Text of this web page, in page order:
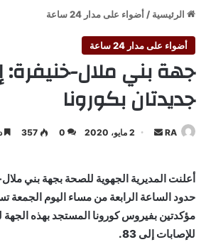
الرئيسية / أضواء على مدار 24 ساعة
أضواء على مدار 24 ساعة
جهة بني ملال-خنيفرة:
جديدتان بكورونا
RA
أرسل 2 مايو، 2020 0
357
أعلنت المديرية الجهوية للصحة بجهة بني
حدود الساعة الرابعة من مساء اليوم الجمعة
مؤكدتين بفيروس كورونا المستجد بهذه الجهة
للإصابات إلى 83.